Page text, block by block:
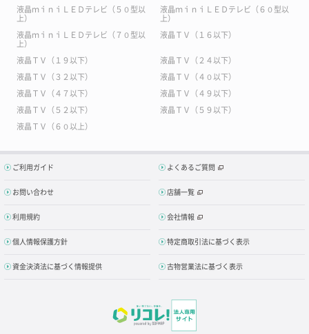
液晶ｍｉｎｉＬＥＤテレビ（５０型以
上）
液晶ｍｉｎｉＬＥＤテレビ（６０型以
上）
液晶ｍｉｎｉＬＥＤテレビ（７０型以
上）
液晶ＴＶ（１６以下）
液晶ＴＶ（１９以下）
液晶ＴＶ（２４以下）
液晶ＴＶ（３２以下）
液晶ＴＶ（４０以下）
液晶ＴＶ（４７以下）
液晶ＴＶ（４９以下）
液晶ＴＶ（５２以下）
液晶ＴＶ（５９以下）
液晶ＴＶ（６０以上）
ご利用ガイド よくあるご質問
お問い合わせ 店舗一覧
利用規約 会社情報
個人情報保護方針 特定商取引法に基づく表示
資金決済法に基づく情報提供 古物営業法に基づく表示